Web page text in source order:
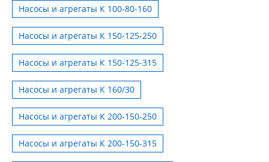
Насосы и агрегаты К 100-80-160
Насосы и агрегаты К 150-125-250
Насосы и агрегаты К 150-125-315
Насосы и агрегаты К 160/30
Насосы и агрегаты К 200-150-250
Насосы и агрегаты К 200-150-315